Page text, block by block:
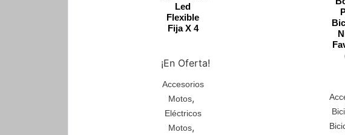
Led
Flexible
Fija X 4
¡En Oferta!
Accesorios
Motos,
Eléctricos
Motos,